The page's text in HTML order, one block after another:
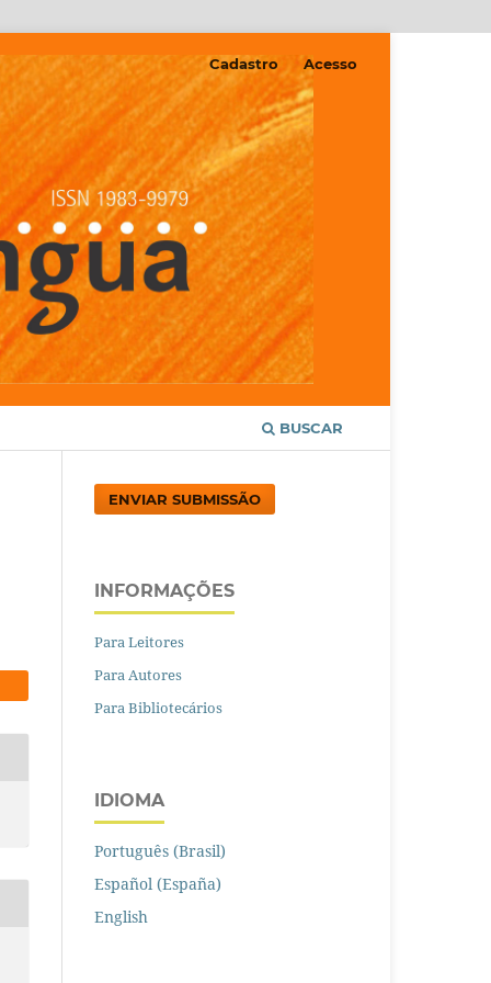
BUSCAR
Cadastro Acesso
ENVIAR SUBMISSÃO
INFORMAÇÕES
Para Leitores
Para Autores
Para Bibliotecários
IDIOMA
Português (Brasil)
Español (España)
English